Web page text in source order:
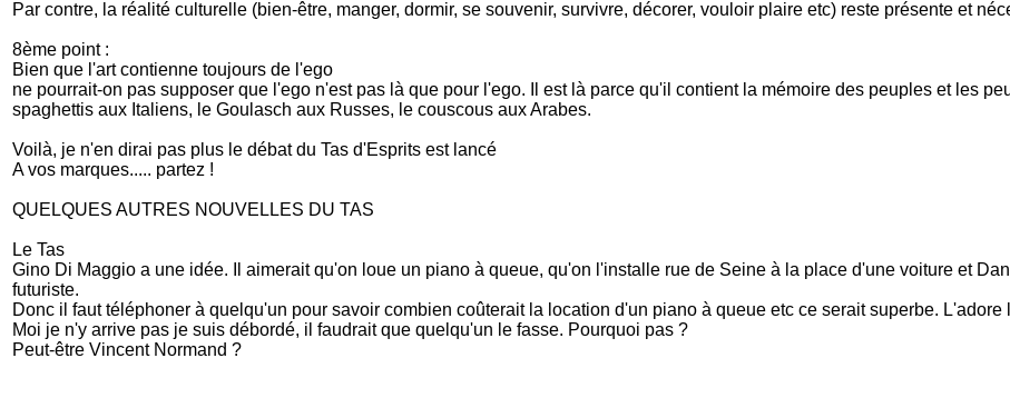
Par contre, la réalité culturelle (bien-être, manger, dormir, se souvenir, survivre, décorer, vouloir plaire etc) reste présente et
8ème point :
Bien que l'art contienne toujours de l'ego
ne pourrait-on pas supposer que l'ego n'est pas là que pour l'ego. Il est là parce qu'il contient la mémoire des peuples et les
spaghettis aux Italiens, le Goulasch aux Russes, le couscous aux Arabes.
Voilà, je n'en dirai pas plus le débat du Tas d'Esprits est lancé
A vos marques..... partez !
QUELQUES AUTRES NOUVELLES DU TAS
Le Tas
Gino Di Maggio a une idée. Il aimerait qu'on loue un piano à queue, qu'on l'installe rue de Seine à la place d'une voiture et
futuriste.
Donc il faut téléphoner à quelqu'un pour savoir combien coûterait la location d'un piano à queue etc ce serait superbe. L'adore
Moi je n'y arrive pas je suis débordé, il faudrait que quelqu'un le fasse. Pourquoi pas ?
Peut-être Vincent Normand ?